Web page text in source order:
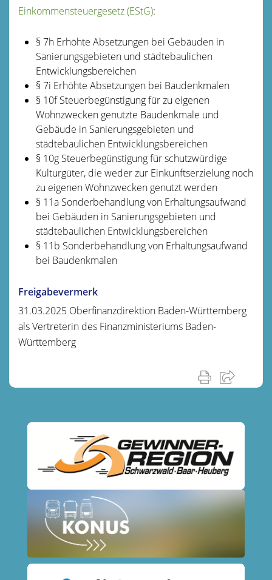
Einkommensteuergesetz (EStG):
§ 7h Erhöhte Absetzungen bei Gebäuden in
Sanierungsgebieten und städtebaulichen
Entwicklungsbereichen
§ 7i Erhöhte Absetzungen bei Baudenkmalen
§ 10f Steuerbegünstigung für zu eigenen
Wohnzwecken genutzte Baudenkmale und
Gebäude in Sanierungsgebieten und
städtebaulichen Entwicklungsbereichen
§ 10g Steuerbegünstigung für schutzwürdige
Kulturgüter, die weder zur Einkunftserzielung noch
zu eigenen Wohnzwecken genutzt werden
§ 11a Sonderbehandlung von Erhaltungsaufwand
bei Gebäuden in Sanierungsgebieten und
städtebaulichen Entwicklungsbereichen
§ 11b Sonderbehandlung von Erhaltungsaufwand
bei Baudenkmalen
Freigabevermerk
31.03.2025 Oberfinanzdirektion Baden-Württemberg
als Vertreterin des Finanzministeriums Baden-
Württemberg